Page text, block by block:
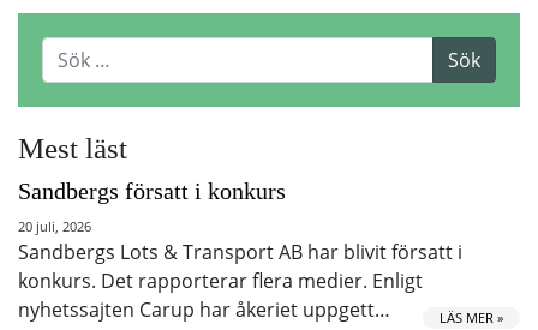
Mest läst
Sandbergs försatt i konkurs
20 juli, 2026
Sandbergs Lots & Transport AB har blivit försatt i
konkurs. Det rapporterar flera medier. Enligt
nyhetssajten Carup har åkeriet uppgett…
LÄS MER »